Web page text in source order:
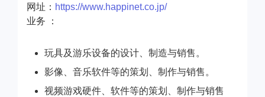
网址： https://www.happinet.co.jp/
业务 ：
玩具及游乐设备的设计、制造与销售。
影像、音乐软件等的策划、制作与销售。
视频游戏硬件、软件等的策划、制作与销售